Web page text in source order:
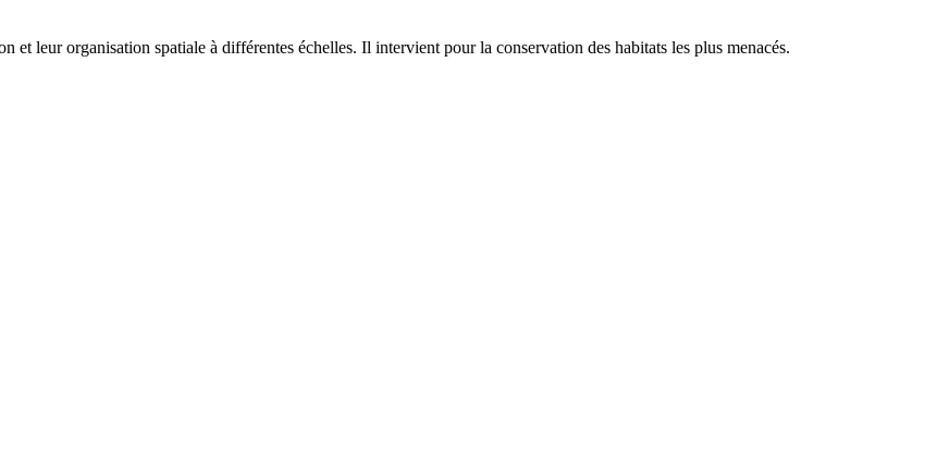
et leur organisation spatiale à différentes échelles. Il intervient pour la conservation des habitats les plus menacés.